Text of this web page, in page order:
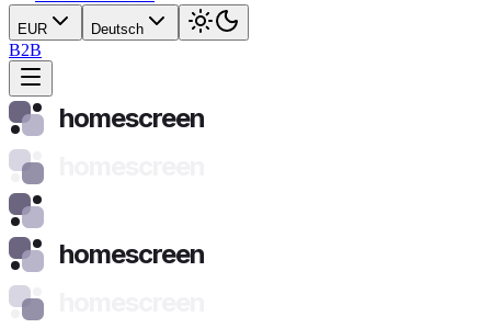
EUR Deutsch
B2B
homescreen
homescreen